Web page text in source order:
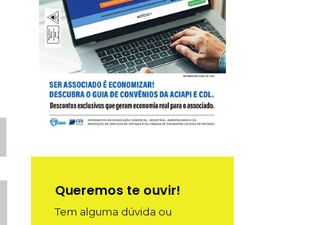
Queremos te ouvir!
Tem alguma dúvida ou